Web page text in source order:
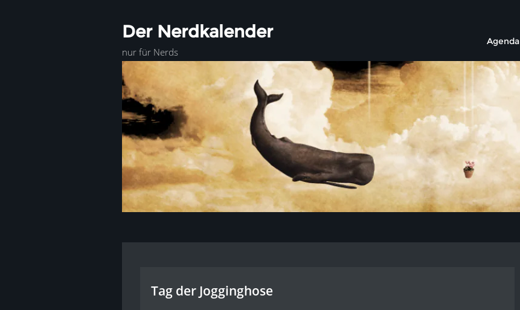
Der Nerdkalender
nur für Nerds
Agenda
Tag der Jogginghose